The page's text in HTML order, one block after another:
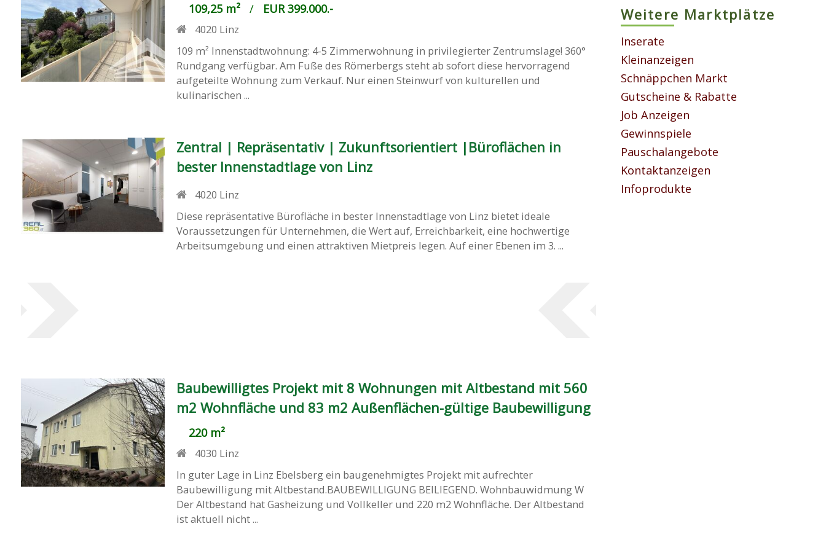
109,25 m²/ EUR 399.000.-
4020 Linz
109 m² Innenstadtwohnung: 4-5 Zimmerwohnung in privilegierter Zentrumslage! 360°
Rundgang verfügbar. Am Fuße des Römerbergs steht ab sofort diese hervorragend
aufgeteilte Wohnung zum Verkauf. Nur einen Steinwurf von kulturellen und
kulinarischen ...
Zentral | Repräsentativ | Zukunftsorientiert |Büroflächen in
bester Innenstadtlage von Linz
4020 Linz
Diese repräsentative Bürofläche in bester Innenstadtlage von Linz bietet ideale
Voraussetzungen für Unternehmen, die Wert auf, Erreichbarkeit, eine hochwertige
Arbeitsumgebung und einen attraktiven Mietpreis legen. Auf einer Ebenen im 3. ...
Baubewilligtes Projekt mit 8 Wohnungen mit Altbestand mit 560
m2 Wohnfläche und 83 m2 Außenflächen-gültige Baubewilligung
220 m²
4030 Linz
In guter Lage in Linz Ebelsberg ein baugenehmigtes Projekt mit aufrechter
Baubewilligung mit Altbestand.BAUBEWILLIGUNG BEILIEGEND. Wohnbauwidmung W
Der Altbestand hat Gasheizung und Vollkeller und 220 m2 Wohnfläche. Der Altbestand
ist aktuell nicht ...
Weitere Marktplätze
Inserate
Kleinanzeigen
Schnäppchen Markt
Gutscheine & Rabatte
Job Anzeigen
Gewinnspiele
Pauschalangebote
Kontaktanzeigen
Infoprodukte